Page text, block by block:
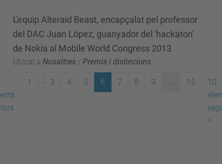
L'equip Alteraid Beast, encapçalat pel professor
del DAC Juan López, guanyador del 'hackaton'
de Nokia al Mobile World Congress 2013
Ubicat a Nosaltres /Premis i distincions
1 3 4 5 6 7 8 9 ... 15
10
>